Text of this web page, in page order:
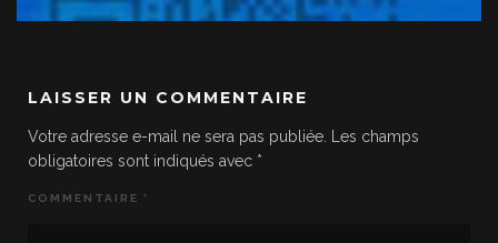
LAISSER UN COMMENTAIRE
Votre adresse e-mail ne sera pas publiée. Les champs
obligatoires sont indiqués avec *
COMMENTAIRE *